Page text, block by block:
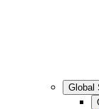
Global